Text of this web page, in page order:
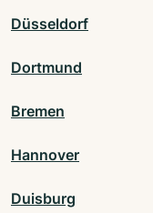
Düsseldorf
Dortmund
Bremen
Hannover
Duisburg